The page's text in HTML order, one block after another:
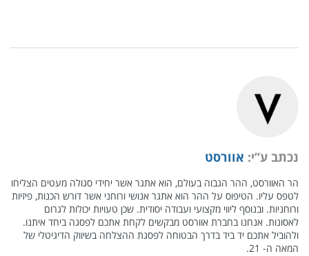
נכתב ע”י: אוורסט
הר האוורסט, ההר הגבוה בעולם, הוא אתגר אשר יחידי סגולה מעטים הצליחו
לטפס עליו. הטיפוס על ההר הוא אתגר אנושי ורוחני אשר דורש הכנות, פיזיות
ורוחניות. ובנוסף ליווי מקצועי ועבודה יסודית. שכן טעויות יכולות לגרום
לאסונות. אנחנו בחברת אוורסט מבקשים לקחת אתכם לפסגה ביחד איתנו.
ולהוביל אתכם יד ביד בדרך הבטוחה לפסגת ההצלחה בשיווק הדיגיטלי של
המאה ה- 21.